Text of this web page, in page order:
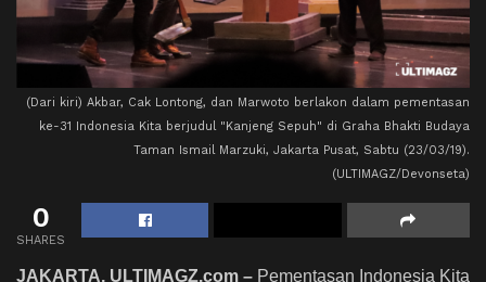
(Dari kiri) Akbar, Cak Lontong, dan Marwoto berlakon dalam pementasan
ke-31 Indonesia Kita berjudul "Kanjeng Sepuh" di Graha Bhakti Budaya
Taman Ismail Marzuki, Jakarta Pusat, Sabtu (23/03/19).
(ULTIMAGZ/Devonseta)
0
SHARES
JAKARTA, ULTIMAGZ.com – Pementasan Indonesia Kita